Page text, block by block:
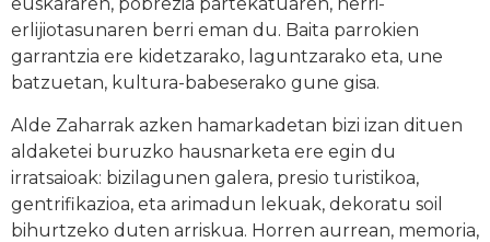
erlijiotasunaren berri eman du. Baita parrokien
garrantzia ere kidetzarako, laguntzarako eta, une
batzuetan, kultura-babeserako gune gisa.
Alde Zaharrak azken hamarkadetan bizi izan dituen
aldaketei buruzko hausnarketa ere egin du
irratsaioak: bizilagunen galera, presio turistikoa,
gentrifikazioa, eta arimadun lekuak, dekoratu soil
bihurtzeko duten arriskua. Horren aurrean, memoria,